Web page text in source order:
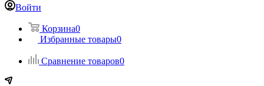
Войти
Корзина0
Избранные товары0
Сравнение товаров0